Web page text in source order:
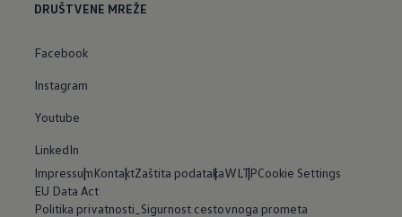
DRUŠTVENE MREŽE
Facebook
Instagram
Youtube
LinkedIn
ImpressumKontaktZaštita podatakaWLTPCookie Settings
EU Data Act
Politika privatnosti_Sigurnost cestovnoga prometa